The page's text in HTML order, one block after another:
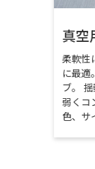
真空
柔軟性
に最適
ブ。
弱くコ
色、サ